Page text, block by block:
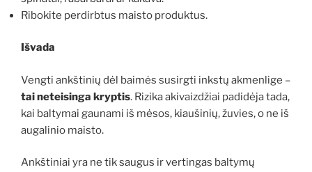
Ribokite perdirbtus maisto produktus.
Išvada
Vengti ankštinių dėl baimės susirgti inkstų akmenlige –
tai neteisinga kryptis. Rizika akivaizdžiai padidėja tada,
kai baltymai gaunami iš mėsos, kiaušinių, žuvies, o ne iš
augalinio maisto.
Ankštiniai yra ne tik saugus ir vertingas baltymų